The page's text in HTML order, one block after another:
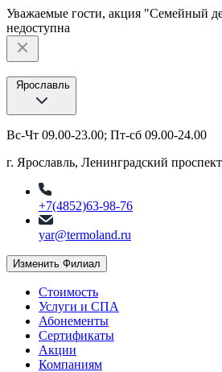
Уважаемые гости, акция "Семейный
недоступна
Ярославль
Вс-Чт 09.00-23.00; Пт-сб 09.00-24.00
г. Ярославль, Ленинградский
+7(4852)63-98-76
yar@termoland.ru
Изменить Филиал
Стоимость
Услуги и СПА
Абонементы
Сертификаты
Акции
Компаниям